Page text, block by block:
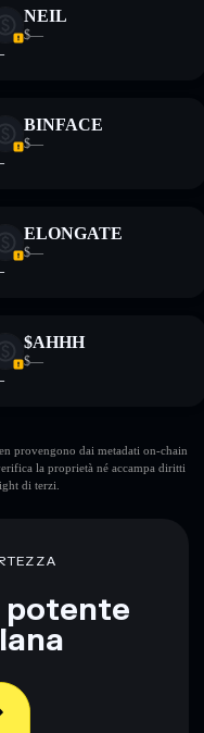
NEIL
$—
BINFACE
$—
ELONGATE
$—
$AHHH
$—
provengono dai metadati on-chain
la proprietà né accampa diritti
di terzi.
potente